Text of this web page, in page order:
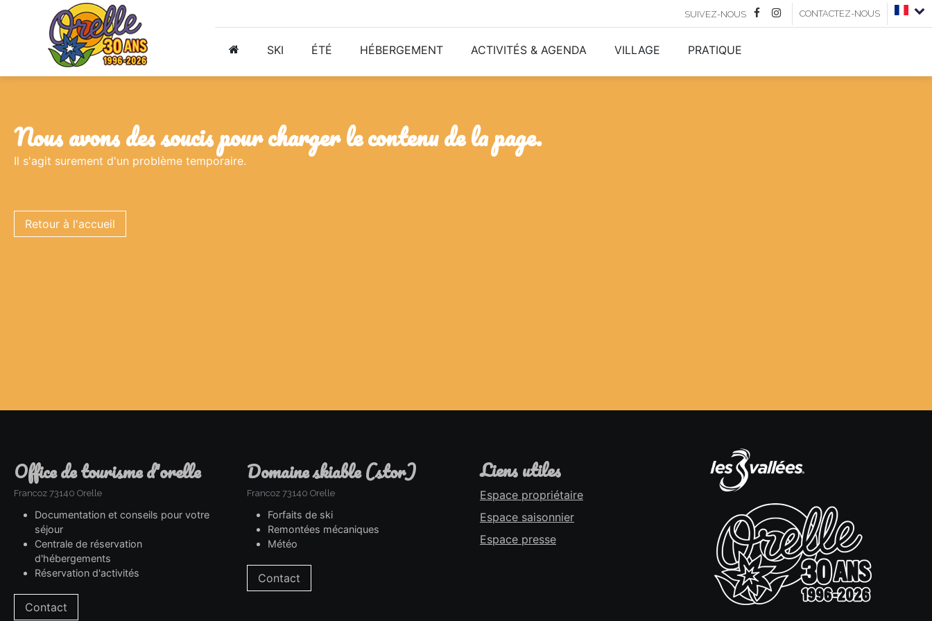
SUIVEZ-NOUS CONTACTEZ-NOUS
SKI ÉTÉ HÉBERGEMENT ACTIVITÉS & AGENDA VILLAGE PRATIQUE
nous avons des soucis pour charger le contenu de la page.
Il s'agit surement d'un problème temporaire.
Retour à l'accueil
office de tourisme d'orelle
Francoz 73140 Orelle
Documentation et conseils pour votre
séjour
Centrale de réservation
d'hébergements
Réservation d'activités
Contact
domaine skiable (stor)
Francoz 73140 Orelle
Forfaits de ski
Remontées mécaniques
Météo
Contact
liens utiles
Espace propriétaire
Espace saisonnier
Espace presse